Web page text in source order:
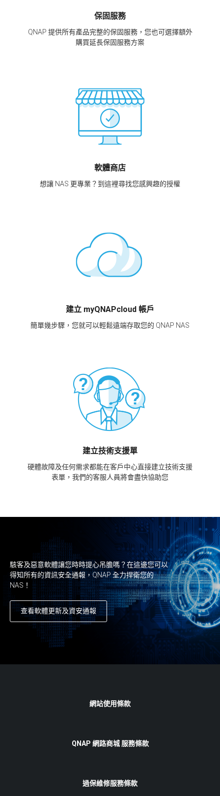
保固服務
QNAP 提供所有產品完整的保固服務，您也可選擇額外
購買延長保固服務方案
軟體商店
想讓 NAS 更專業？到這裡尋找您感興趣的授權
建立 myQNAPcloud 帳戶
簡單幾步驟，您就可以輕鬆遠端存取您的 QNAP NAS
建立技術支援單
硬體故障及任何需求都能在客戶中心直接建立技術支援
表單，我們的客服人員將會盡快協助您
駭客及惡意軟體讓您時時提心吊膽嗎？在這邊您可以
得知所有的資訊安全通報，QNAP 全力捍衛您的
NAS！
查看軟體更新及資安通報
網站使用條款
QNAP 網路商城 服務條款
過保維修服務條款